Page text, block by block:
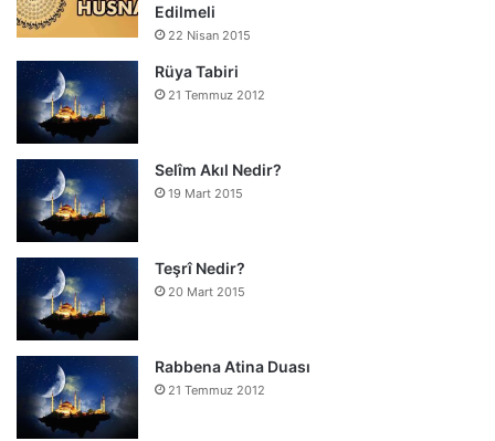
Edilmeli
22 Nisan 2015
Rüya Tabiri
21 Temmuz 2012
Selîm Akıl Nedir?
19 Mart 2015
Teşrî Nedir?
20 Mart 2015
Rabbena Atina Duası
21 Temmuz 2012